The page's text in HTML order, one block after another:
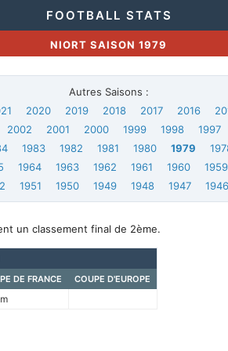
FOOTBALL STATS
NIORT SAISON 1979
Autres Saisons :
2020 2019 2018 2017 2016
2002 2001 2000 1999 1998 1997
1983 1982 1981 1980 1979
1964 1963 1962 1961 1960 1959
1951 1950 1949 1948 1947 1946
un classement final de 2ème.
DE FRANCE COUPE D'EUROPE